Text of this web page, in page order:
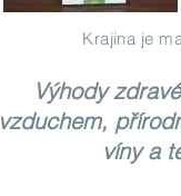
Krajina je
Výhody
vzduchem,
víny a